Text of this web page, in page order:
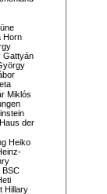
Horn
Gattyán
Miklós
Haus der
Heiko
BSC
Hillary